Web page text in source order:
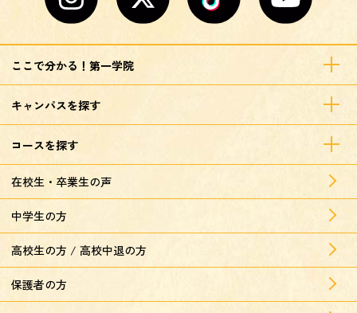
ここで分かる！第一学院
キャンパスを探す
コースを探す
在校生・卒業生の声
中学生の方
高校生の方 / 高校中退の方
保護者の方